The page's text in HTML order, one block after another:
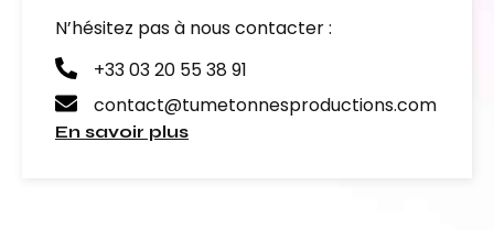
N’hésitez pas à nous contacter :
+33 03 20 55 38 91
contact@tumetonnesproductions.com
En savoir plus